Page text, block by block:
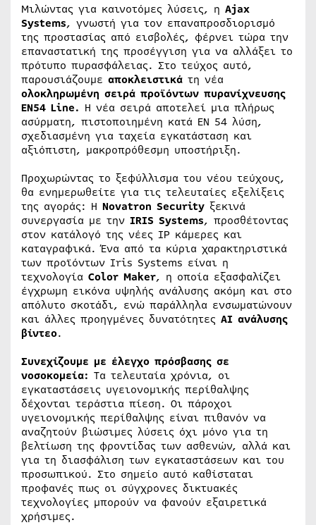
Μιλώντας για καινοτόμες λύσεις, η Ajax
Systems, γνωστή για τον επαναπροσδιορισμό
της προστασίας από εισβολές, φέρνει τώρα την
επαναστατική της προσέγγιση για να αλλάξει το
πρότυπο πυρασφάλειας. Στο τεύχος αυτό,
παρουσιάζουμε αποκλειστικά τη νέα
ολοκληρωμένη σειρά προϊόντων πυρανίχνευσης
EN54 Line. Η νέα σειρά αποτελεί μια πλήρως
ασύρματη, πιστοποιημένη κατά EN 54 λύση,
σχεδιασμένη για ταχεία εγκατάσταση και
αξιόπιστη, μακροπρόθεσμη υποστήριξη.
Προχωρώντας το ξεφύλλισμα του νέου τεύχους,
θα ενημερωθείτε για τις τελευταίες εξελίξεις
της αγοράς: Η Novatron Security ξεκινά
συνεργασία με την IRIS Systems, προσθέτοντας
στον κατάλογό της νέες IP κάμερες και
καταγραφικά. Ένα από τα κύρια χαρακτηριστικά
των προϊόντων Iris Systems είναι η
τεχνολογία Color Maker, η οποία εξασφαλίζει
έγχρωμη εικόνα υψηλής ανάλυσης ακόμη και στο
απόλυτο σκοτάδι, ενώ παράλληλα ενσωματώνουν
και άλλες προηγμένες δυνατότητες AI ανάλυσης
βίντεο.
Συνεχίζουμε με έλεγχο πρόσβασης σε
νοσοκομεία: Τα τελευταία χρόνια, οι
εγκαταστάσεις υγειονομικής περίθαλψης
δέχονται τεράστια πίεση. Οι πάροχοι
υγειονομικής περίθαλψης είναι πιθανόν να
αναζητούν βιώσιμες λύσεις όχι μόνο για τη
βελτίωση της φροντίδας των ασθενών, αλλά και
για τη διασφάλιση των εγκαταστάσεων και του
προσωπικού. Στο σημείο αυτό καθίσταται
προφανές πως οι σύγχρονες δικτυακές
τεχνολογίες μπορούν να φανούν εξαιρετικά
χρήσιμες.